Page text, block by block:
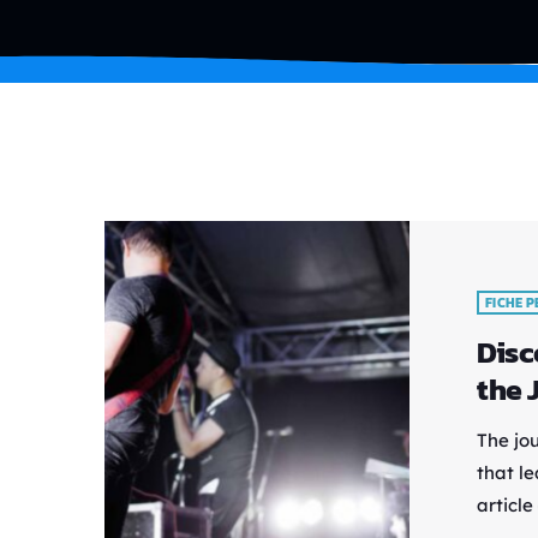
FICHE
the
The
that
article